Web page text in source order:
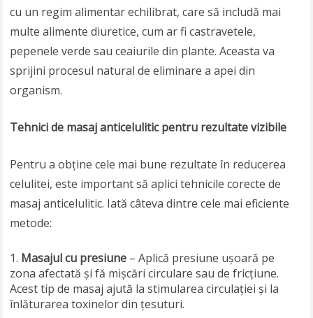
cu un regim alimentar echilibrat, care să includă mai
multe alimente diuretice, cum ar fi castravetele,
pepenele verde sau ceaiurile din plante. Aceasta va
sprijini procesul natural de eliminare a apei din
organism.
Tehnici de masaj anticelulitic pentru rezultate vizibile
Pentru a obține cele mai bune rezultate în reducerea
celulitei, este important să aplici tehnicile corecte de
masaj anticelulitic. Iată câteva dintre cele mai eficiente
metode:
Masajul cu presiune – Aplică presiune ușoară pe
zona afectată și fă mișcări circulare sau de fricțiune.
Acest tip de masaj ajută la stimularea circulației și la
înlăturarea toxinelor din țesuturi.